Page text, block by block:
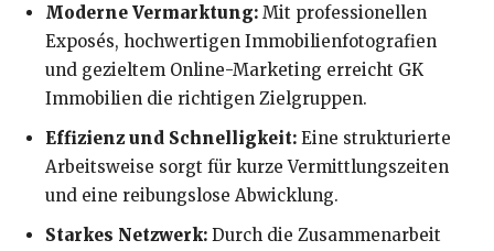
Moderne Vermarktung: Mit professionellen
Exposés, hochwertigen Immobilienfotografien
und gezieltem Online-Marketing erreicht GK
Immobilien die richtigen Zielgruppen.
Effizienz und Schnelligkeit: Eine strukturierte
Arbeitsweise sorgt für kurze Vermittlungszeiten
und eine reibungslose Abwicklung.
Starkes Netzwerk: Durch die Zusammenarbeit